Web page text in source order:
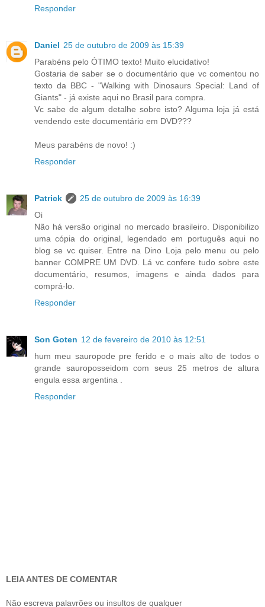
Responder
Daniel 25 de outubro de 2009 às 15:39
Parabéns pelo ÓTIMO texto! Muito elucidativo!
Gostaria de saber se o documentário que vc comentou no
texto da BBC - "Walking with Dinosaurs Special: Land of
Giants" - já existe aqui no Brasil para compra.
Vc sabe de algum detalhe sobre isto? Alguma loja já está
vendendo este documentário em DVD???
Meus parabéns de novo! :)
Responder
Patrick
25 de outubro de 2009 às 16:39
Oi
Não há versão original no mercado brasileiro. Disponibilizo
uma cópia do original, legendado em português aqui no
blog se vc quiser. Entre na Dino Loja pelo menu ou pelo
banner COMPRE UM DVD. Lá vc confere tudo sobre este
documentário, resumos, imagens e ainda dados para
comprá-lo.
Responder
Son Goten 12 de fevereiro de 2010 às 12:51
hum meu sauropode pre ferido e o mais alto de todos o
grande sauroposseidom com seus 25 metros de altura
engula essa argentina .
Responder
LEIA ANTES DE COMENTAR
Não escreva palavrões ou insultos de qualquer